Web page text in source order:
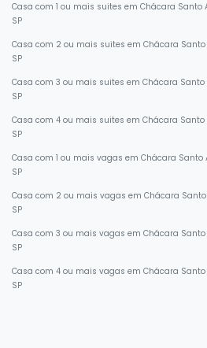
Casa com 1 ou mais suites em Chácara Santo
SP
Casa com 2 ou mais suites em Chácara Santo
SP
Casa com 3 ou mais suites em Chácara Santo
SP
Casa com 4 ou mais suites em Chácara Santo
SP
Casa com 1 ou mais vagas em Chácara Santo
SP
Casa com 2 ou mais vagas em Chácara
SP
Casa com 3 ou mais vagas em Chácara Santo
SP
Casa com 4 ou mais vagas em Chácara Santo
SP